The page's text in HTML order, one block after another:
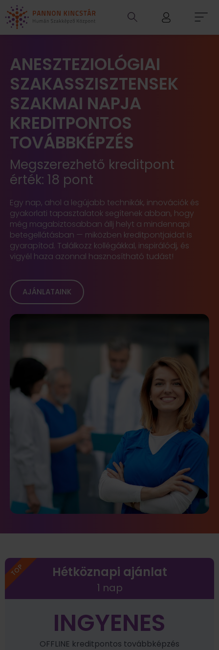
ANESZTEZIOLÓGIAI
SZAKASSZISZTENSEK
SZAKMAI NAPJA
KREDITPONTOS
TOVÁBBKÉPZÉS
Megszerezhető kreditpont
érték: 18 pont
Egy nap, ahol a legújabb technikák, innovációk és
gyakorlati tapasztalatok segítenek abban, hogy
még magabiztosabban állj helyt a mindennapi
betegellátásban — miközben kreditpontjaidat is
gyarapítod. Találkozz kollégákkal, inspirálódj, és
vigyél haza azonnal hasznosítható tudást!
AJÁNLATAINK
Hétköznapi ajánlat
1 nap
INGYENES
OFFLINE kreditpontos továbbképzés
TOP